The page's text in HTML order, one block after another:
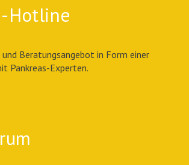
Hotline
Beratungsangebot in Form einer
Pankreas-Experten.